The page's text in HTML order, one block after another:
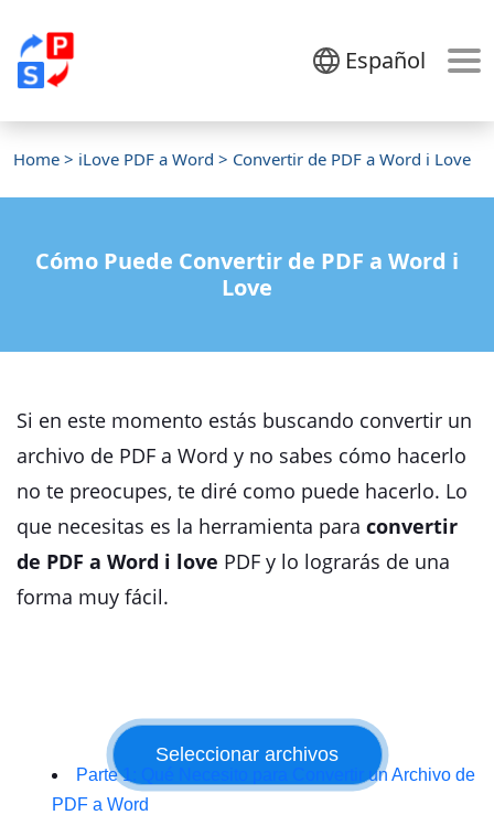
Español
Home > iLove PDF a Word > Convertir de PDF a Word i Love
Cómo Puede Convertir de PDF a Word i
Love
Si en este momento estás buscando convertir un
archivo de PDF a Word y no sabes cómo hacerlo
no te preocupes, te diré como puede hacerlo. Lo
que necesitas es la herramienta para convertir
de PDF a Word i love PDF y lo lograrás de una
forma muy fácil.
Parte 1: Qué Necesito para Convertir un Archivo de
PDF a Word